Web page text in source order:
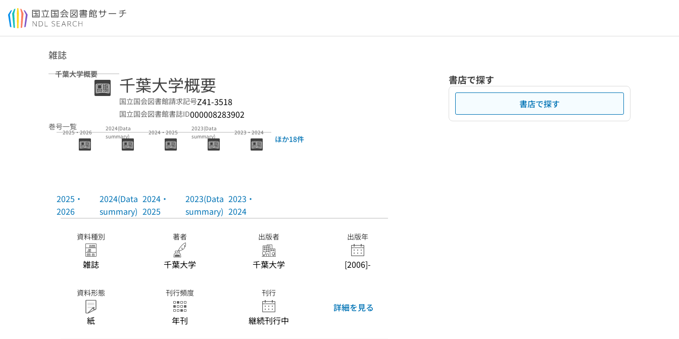
本文へ移動
雑誌
千葉大学概要 千葉大学概要
国立国会図書館請求記号Z41-3518
国立国会図書館書誌ID000008283902
巻号一覧
2025・2026
2025・
2026
2024(Data
summary)
2024(Data
summary)
2024・2025
2024・
2025
2023(Data
summary)
2023(Data
summary)
2023・2024
2023・
2024
ほか18件
資料種別
雑誌
著者
千葉大学
出版者
千葉大学
出版年
[2006]-
資料形態
紙
刊行頻度
年刊
刊行
継続刊行中
詳細を見る
書店で探す
書店で探す